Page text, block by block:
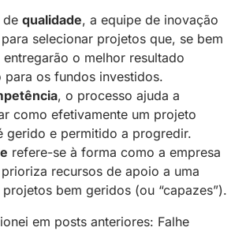
dequalidade, a equipe de inovação
selecionar projetos que, se bem
o melhor resultado
para os fundos investidos.
, o processo ajuda a
como efetivamente um projeto
gerido e permitido a progredir.
refere-se à forma como a empresa
recursos de apoio a uma
bem geridos (ou “capazes”).
em posts anteriores: Falhe